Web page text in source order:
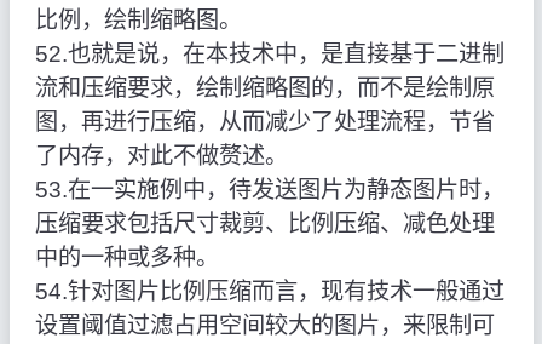
比例，绘制缩略图。
52.也就是说，在本技术中，是直接基于二进制
流和压缩要求，绘制缩略图的，而不是绘制原
图，再进行压缩，从而减少了处理流程，节省
了内存，对此不做赘述。
53.在一实施例中，待发送图片为静态图片时，
压缩要求包括尺寸裁剪、比例压缩、减色处理
中的一种或多种。
54.针对图片比例压缩而言，现有技术一般通过
设置阈值过滤占用空间较大的图片，来限制可